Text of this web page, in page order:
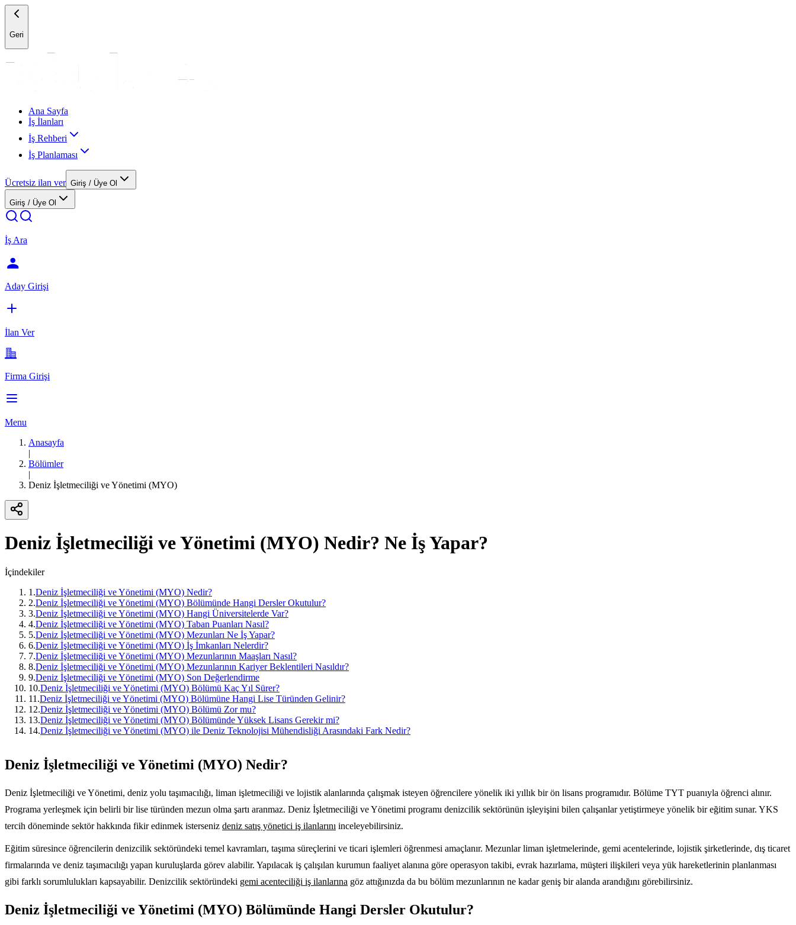
Geri
Ana Sayfa
İş İlanları
İş Rehberi
İş Planlaması
Ücretsiz ilan ver Giriş / Üye Ol
Giriş / Üye Ol
İş Ara
Aday Girişi
İlan Ver
Firma Girişi
Menu
Anasayfa
|
Bölümler
|
Deniz İşletmeciliği ve Yönetimi (MYO)
Deniz İşletmeciliği ve Yönetimi (MYO) Nedir? Ne İş Yapar?
İçindekiler
1 .Deniz İşletmeciliği ve Yönetimi (MYO) Nedir?
2.Deniz İşletmeciliği ve Yönetimi (MYO) Bölümünde Hangi Dersler Okutulur?
3.Deniz İşletmeciliği ve Yönetimi (MYO) Hangi Üniversitelerde Var?
4.Deniz İşletmeciliği ve Yönetimi (MYO) Taban Puanları Nasıl?
5.Deniz İşletmeciliği ve Yönetimi (MYO) Mezunları Ne İş Yapar?
6.Deniz İşletmeciliği ve Yönetimi (MYO) İş İmkanları Nelerdir?
7.Deniz İşletmeciliği ve Yönetimi (MYO) Mezunlarının Maaşları Nasıl?
8.Deniz İşletmeciliği ve Yönetimi (MYO) Mezunlarının Kariyer Beklentileri Nasıldır?
9.Deniz İşletmeciliği ve Yönetimi (MYO) Son Değerlendirme
10.Deniz İşletmeciliği ve Yönetimi (MYO) Bölümü Kaç Yıl Sürer?
11 .Deniz İşletmeciliği ve Yönetimi (MYO) Bölümüne Hangi Lise Türünden Gelinir?
12.Deniz İşletmeciliği ve Yönetimi (MYO) Bölümü Zor mu?
13.Deniz İşletmeciliği ve Yönetimi (MYO) Bölümünde Yüksek Lisans Gerekir mi?
14.Deniz İşletmeciliği ve Yönetimi (MYO) ile Deniz Teknolojisi Mühendisliği Arasındaki Fark Nedir?
Deniz İşletmeciliği ve Yönetimi (MYO) Nedir?
Deniz İşletmeciliği ve Yönetimi, deniz yolu taşımacılığı, liman işletmeciliği ve lojistik alanlarında çalışmak isteyen öğrencilere yönelik iki yıllık bir ön lisans programıdır. Bölüme TYT puanıyla öğrenci alınır.
Programa yerleşmek için belirli bir lise türünden mezun olma şartı aranmaz. Deniz İşletmeciliği ve Yönetimi programı denizcilik sektörünün işleyişini bilen çalışanlar yetiştirmeye yönelik bir eğitim sunar. YKS
tercih döneminde sektör hakkında fikir edinmek isterseniz deniz satış yönetici iş ilanlarını inceleyebilirsiniz.
Eğitim süresince öğrencilerin denizcilik sektöründeki temel kavramları, taşıma süreçlerini ve ticari işlemleri öğrenmesi amaçlanır. Mezunlar liman işletmelerinde, gemi acentelerinde, lojistik şirketlerinde, dış ticaret
firmalarında ve deniz taşımacılığı yapan kuruluşlarda görev alabilir. Yapılacak iş çalışılan kurumun faaliyet alanına göre operasyon takibi, evrak hazırlama, müşteri ilişkileri veya yük hareketlerinin planlanması
gibi farklı sorumlulukları kapsayabilir. Denizcilik sektöründeki gemi acenteciliği iş ilanlarına göz attığınızda da bu bölüm mezunlarının ne kadar geniş bir alanda arandığını görebilirsiniz.
Deniz İşletmeciliği ve Yönetimi (MYO) Bölümünde Hangi Dersler Okutulur?